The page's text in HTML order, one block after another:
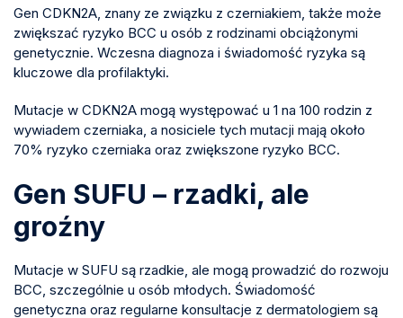
Gen CDKN2A, znany ze związku z czerniakiem, także może
zwiększać ryzyko BCC u osób z rodzinami obciążonymi
genetycznie. Wczesna diagnoza i świadomość ryzyka są
kluczowe dla profilaktyki.
Mutacje w CDKN2A mogą występować u 1 na 100 rodzin z
wywiadem czerniaka, a nosiciele tych mutacji mają około
70% ryzyko czerniaka oraz zwiększone ryzyko BCC.
Gen SUFU – rzadki, ale
groźny
Mutacje w SUFU są rzadkie, ale mogą prowadzić do rozwoju
BCC, szczególnie u osób młodych. Świadomość
genetyczna oraz regularne konsultacje z dermatologiem są